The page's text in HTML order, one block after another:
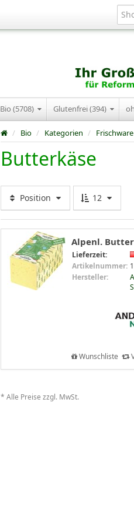
Bio (5708) Glutenfrei (394)
/ Bio / Kategorien / Frischware
Butterkäse
Position 12
Alpenl.
Lieferzeit:
Artikelnummer:
Hersteller:
Wunschliste
* Alle Preise zzgl. MwSt.